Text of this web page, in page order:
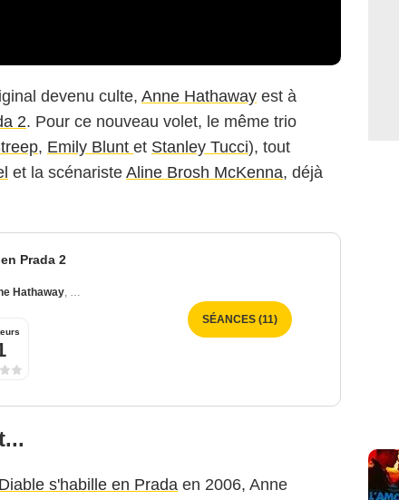
devenu culte, Anne Hathaway est à
2. Pour ce nouveau volet, le même trio
, Emily Blunt et Stanley Tucci), tout
et la scénariste Aline Brosh McKenna, déjà
Prada 2
Hathaway, Emily Blunt
SÉANCES (11)
s'habille en Prada en 2006, Anne